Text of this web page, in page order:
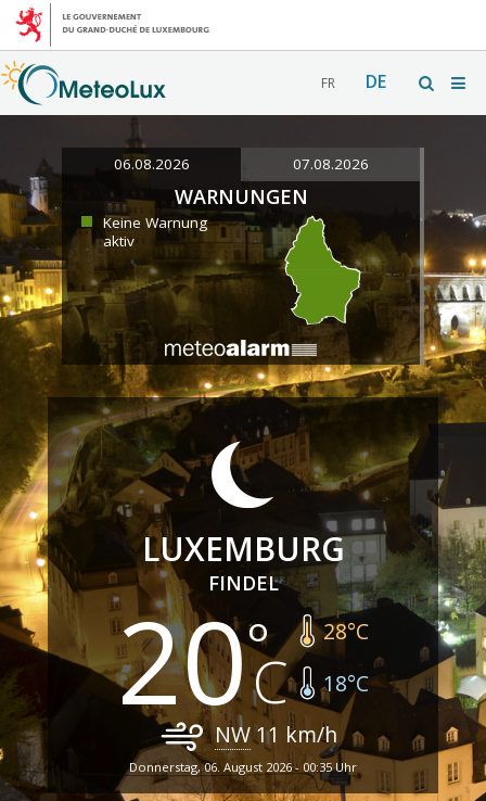
FR DE
06.08.2026 07.08.2026
WARNUNGEN
Keine Warnung
aktiv
LUXEMBURG
FINDEL
20 28°C
18°C
NW11 km/h
Donnerstag, 06. August 2026 - 00:35 Uhr